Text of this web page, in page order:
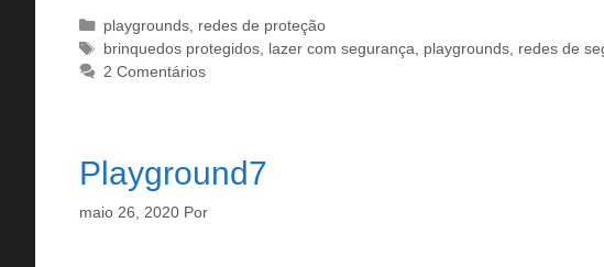
Categorias
playgrounds, redes de proteção
Tags
brinquedos protegidos, lazer com segurança playgrounds, redes de
2 Comentários
Playground7
maio 26, 2020 Por